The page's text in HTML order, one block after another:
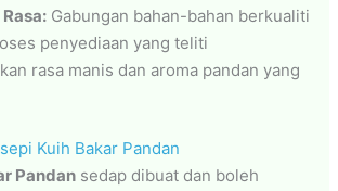
Gabungan bahan-bahan berkualiti
penyediaan yang teliti
rasa manis dan aroma pandan yang
Kuih Bakar Pandan
Pandan sedap dibuat dan boleh